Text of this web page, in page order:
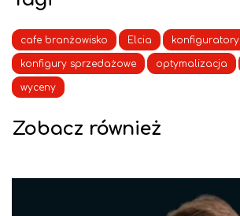
cafe branżowisko Elcia konfiguratory
konfigury sprzedażowe optymalizacja
wyceny
Zobacz również